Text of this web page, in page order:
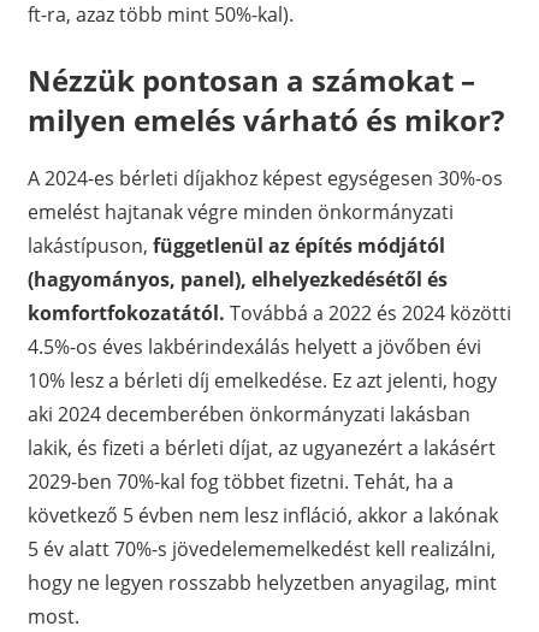
ft-ra, azaz több mint 50%-kal).
Nézzük pontosan a számokat –
milyen emelés várható és mikor?
A 2024-es bérleti díjakhoz képest egységesen 30%-os
emelést hajtanak végre minden önkormányzati
lakástípuson, függetlenül az építés módjától
(hagyományos, panel), elhelyezkedésétől és
komfortfokozatától. Továbbá a 2022 és 2024 közötti
4.5%-os éves lakbérindexálás helyett a jövőben évi
10% lesz a bérleti díj emelkedése. Ez azt jelenti, hogy
aki 2024 decemberében önkormányzati lakásban
lakik, és fizeti a bérleti díjat, az ugyanezért a lakásért
2029-ben 70%-kal fog többet fizetni. Tehát, ha a
következő 5 évben nem lesz infláció, akkor a lakónak
5 év alatt 70%-s jövedelememelkedést kell realizálni,
hogy ne legyen rosszabb helyzetben anyagilag, mint
most.